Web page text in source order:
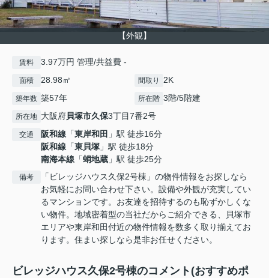
【外観】
賃料 3.97万円 管理/共益費 -
面積 28.98㎡ 間取り 2K
築年数 築57年 所在階 3階/5階建
所在地 大阪府貝塚市久保3丁目7番2号
交通 阪和線 「東岸和田 」駅 徒歩16分
阪和線 「東貝塚 」駅 徒歩18分
南海本線 「蛸地蔵 」駅 徒歩25分
備考
「ビレッジハウス久保2号棟」の物件情報をお探しなら
お気軽にお問い合わせ下さい。設備や外観が充実してい
るマンションです。お友達を招待するのも恥ずかしくな
い物件。地域密着型の当社だからご紹介できる、貝塚市
エリアや東岸和田付近の物件情報を数多く取り揃えてお
ります。住まい探しなら是非お任せください。
ビレッジハウス久保2号棟のコメント(おすすめポ